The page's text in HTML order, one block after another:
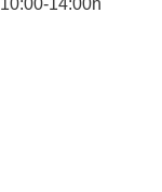
10:00-14:00h